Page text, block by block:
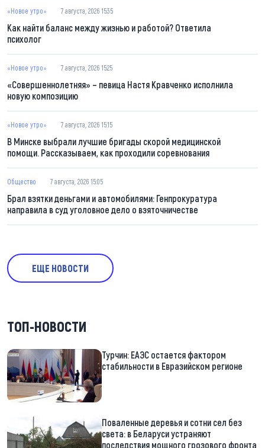
«Новое утро» 7 августа, 2026 15:35
Как найти баланс между жизнью и работой? Ответила
психолог
«Новое утро» 7 августа, 2026 15:25
«Совершеннолетняя» – певица Настя Кравченко исполнила
новую композицию
«Новое утро» 7 августа, 2026 15:15
В Минске выбрали лучшие бригады скорой медицинской
помощи. Рассказываем, как проходили соревнования
Общество 7 августа, 2026 15:05
Брал взятки деньгами и автомобилями: Генпрокуратура
направила в суд уголовное дело о взяточничестве
ЕЩЕ НОВОСТИ
ТОП-НОВОСТИ
Турчин: ЕАЭС остается фактором
стабильности в Евразийском регионе
Поваленные деревья и сотни сел без
света: в Беларуси устраняют
последствия мощного грозового фронта